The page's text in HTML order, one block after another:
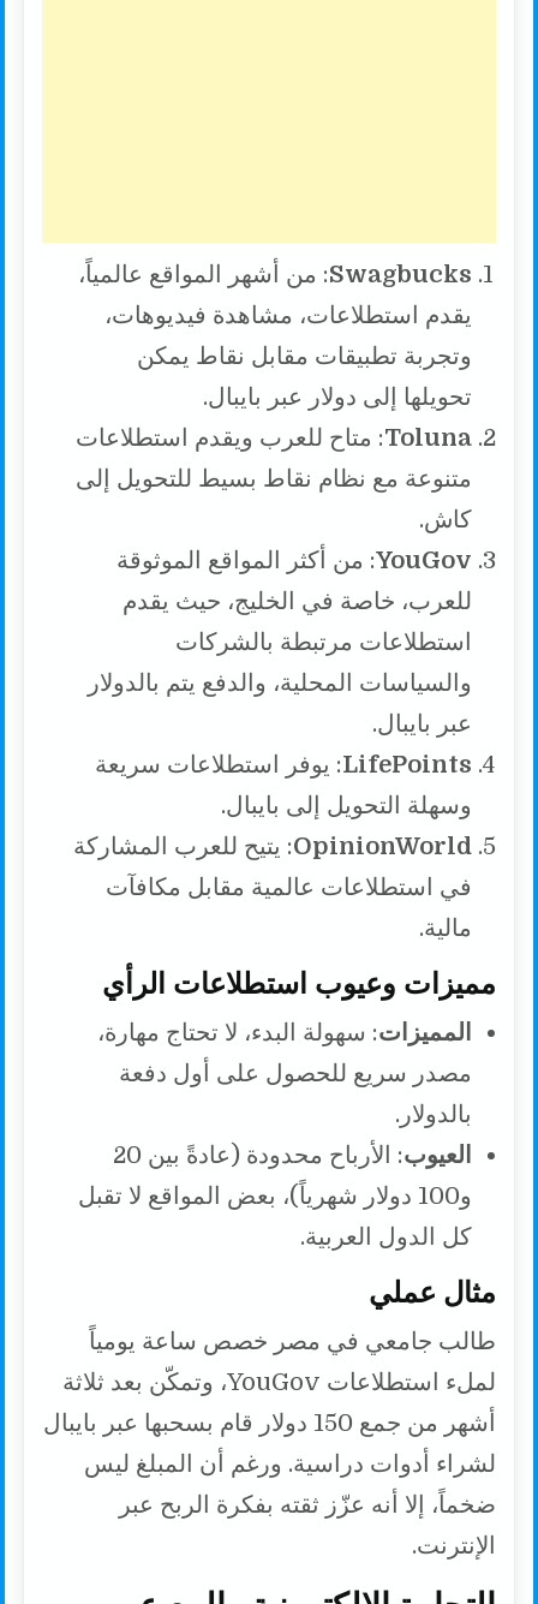
Swagbucks: من أشهر المواقع عالمياً،
يقدم استطلاعات، مشاهدة فيديوهات،
وتجربة تطبيقات مقابل نقاط يمكن
تحويلها إلى دولار عبر بايبال.
Toluna: متاح للعرب ويقدم استطلاعات
متنوعة مع نظام نقاط بسيط للتحويل إلى
كاش.
YouGov: من أكثر المواقع الموثوقة
للعرب، خاصة في الخليج، حيث يقدم
استطلاعات مرتبطة بالشركات
والسياسات المحلية، والدفع يتم بالدولار
عبر بايبال.
LifePoints: يوفر استطلاعات سريعة
وسهلة التحويل إلى بايبال.
OpinionWorld: يتيح للعرب المشاركة
في استطلاعات عالمية مقابل مكافآت
مالية.
مميزات وعيوب استطلاعات الرأي
المميزات: سهولة البدء، لا تحتاج مهارة،
مصدر سريع للحصول على أول دفعة
بالدولار.
العيوب
: الأرباح محدودة (عادةً بين 20
و100 دولار شهرياً)، بعض المواقع لا تقبل
كل الدول العربية.
مثال عملي
طالب جامعي في مصر خصص ساعة يومياً
لملء استطلاعات YouGov، وتمكّن بعد ثلاثة
أشهر من جمع 150 دولار قام بسحبها عبر بايبال
لشراء أدوات دراسية. ورغم أن المبلغ ليس
ضخماً، إلا أنه عزّز ثقته بفكرة الربح عبر
الإنترنت.